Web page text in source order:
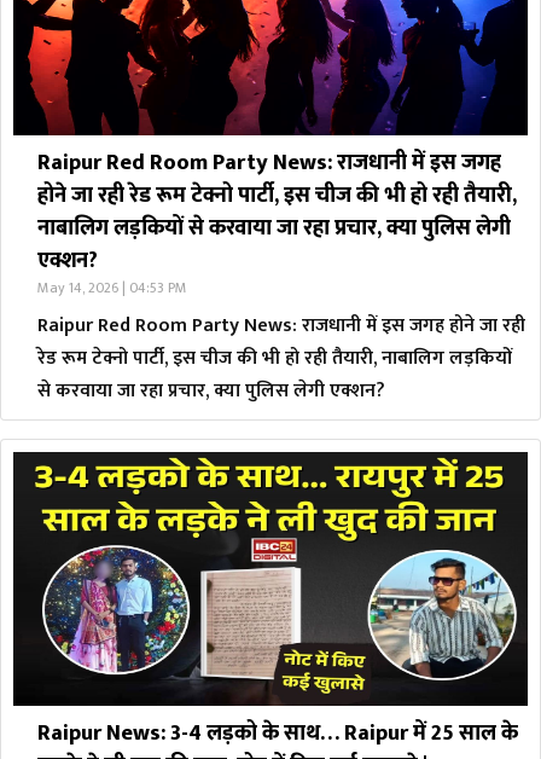
Raipur Red Room Party News: राजधानी में इस जगह
होने जा रही रेड रूम टेक्नो पार्टी, इस चीज की भी हो रही तैयारी,
नाबालिग लड़कियों से करवाया जा रहा प्रचार, क्या पुलिस लेगी
एक्शन?
May 14, 2026 | 04:53 PM
Raipur Red Room Party News: राजधानी में इस जगह होने जा रही
रेड रूम टेक्नो पार्टी, इस चीज की भी हो रही तैयारी, नाबालिग लड़कियों
से करवाया जा रहा प्रचार, क्या पुलिस लेगी एक्शन?
Raipur News: 3-4 लड़को के साथ… Raipur में 25 साल के